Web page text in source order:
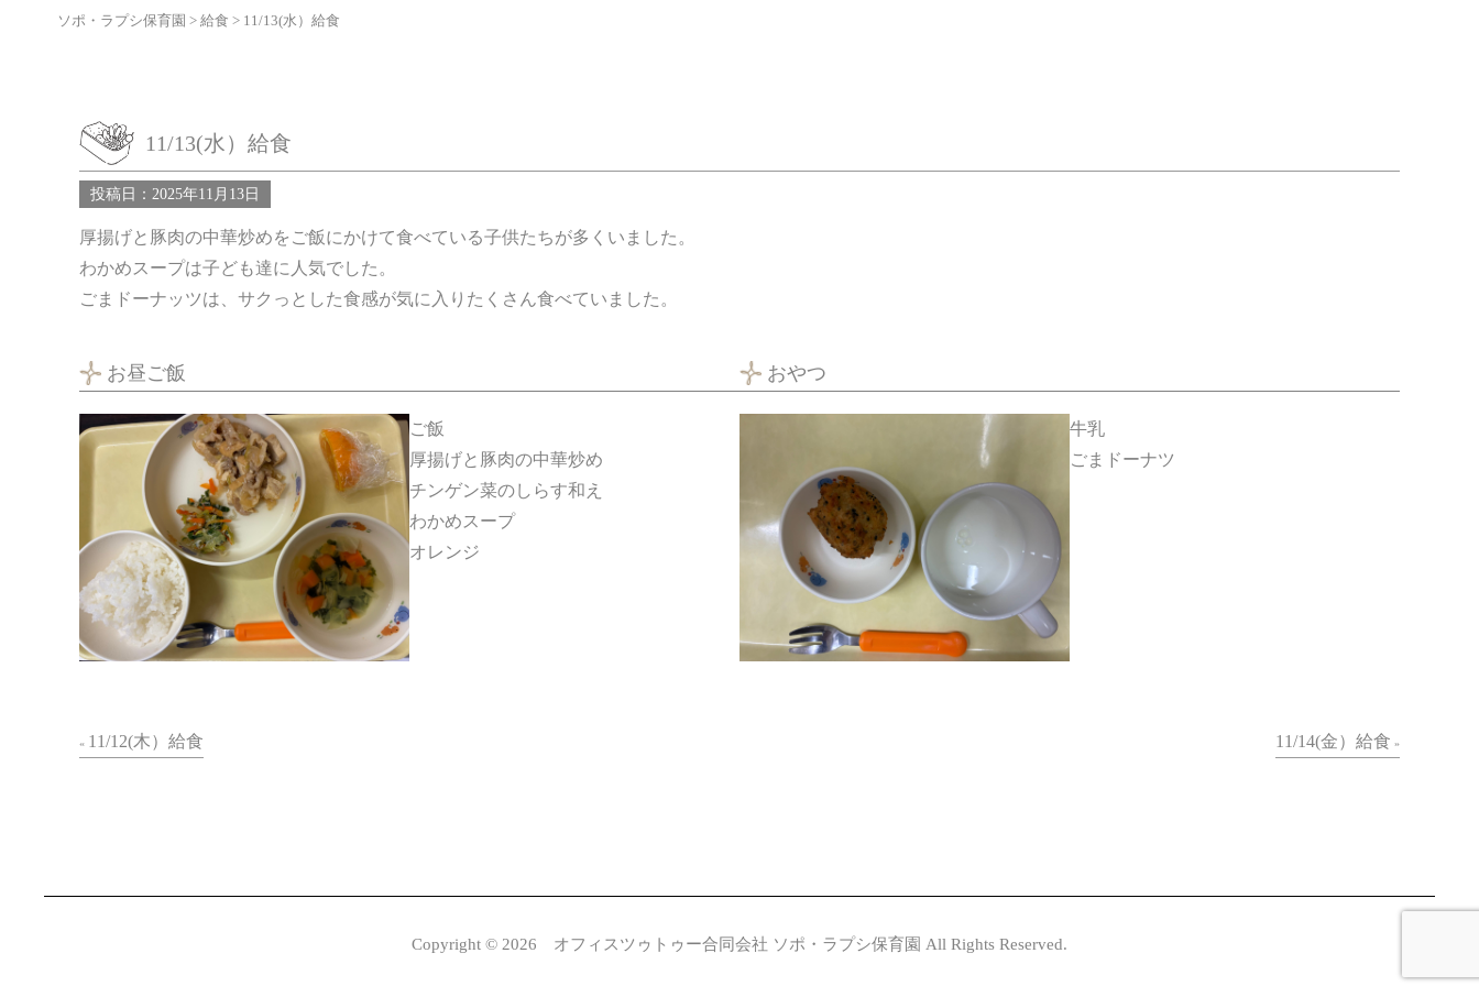
ソポ・ラプシ保育園 > 給食 > 11/13(水）給食
11/13(水）給食
投稿日：2025年11月13日
厚揚げと豚肉の中華炒めをご飯にかけて食べている子供たちが多くいました。
わかめスープは子ども達に人気でした。
ごまドーナッツは、サクっとした食感が気に入りたくさん食べていました。
お昼ご飯
ご飯
厚揚げと豚肉の中華炒め
チンゲン菜のしらす和え
わかめスープ
オレンジ
おやつ
牛乳
ごまドーナツ
« 11/12(木）給食 11/14(金）給食 »
Copyright © 2026 オフィスツゥトゥー合同会社 ソポ・ラプシ保育園 All Rights Reserved.